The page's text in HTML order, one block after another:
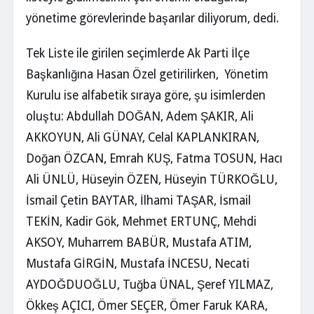
yönetime görevlerinde başarılar diliyorum, dedi.
Tek Liste ile girilen seçimlerde Ak Parti İlçe
Başkanlığına Hasan Özel getirilirken, Yönetim
Kurulu ise alfabetik sıraya göre, şu isimlerden
oluştu: Abdullah DOĞAN, Adem ŞAKIR, Ali
AKKOYUN, Ali GÜNAY, Celal KAPLANKIRAN,
Doğan ÖZCAN, Emrah KUŞ, Fatma TOSUN, Hacı
Ali ÜNLÜ, Hüseyin ÖZEN, Hüseyin TÜRKOĞLU,
İsmail Çetin BAYTAR, İlhami TAŞAR, İsmail
TEKİN, Kadir Gök, Mehmet ERTUNÇ, Mehdi
AKSOY, Muharrem BABÜR, Mustafa ATIM,
Mustafa GİRGİN, Mustafa İNCESU, Necati
AYDOĞDUOĞLU, Tuğba ÜNAL, Şeref YILMAZ,
Ökkeş AÇICI, Ömer SEÇER, Ömer Faruk KARA,